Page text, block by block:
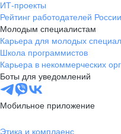
ИТ-проекты
Рейтинг работодателей России
Молодым специалистам
Карьера для молодых
Школа программистов
Карьера в некоммерческих
Боты для уведомлений
Мобильное приложение
Этика и комплаенс